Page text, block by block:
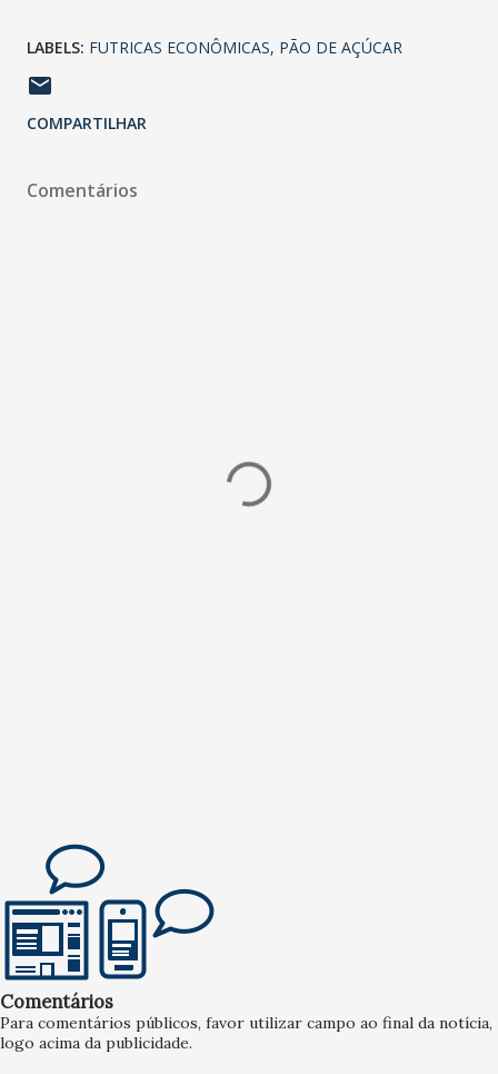
LABELS: FUTRICAS ECONÔMICAS PÃO DE AÇÚCAR
COMPARTILHAR
Comentários
Comentários
Para comentários públicos, favor utilizar campo ao final da notícia,
logo acima da publicidade.